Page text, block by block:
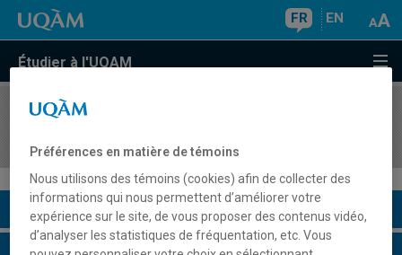
FR EN
Étudier à l'UQAM
COURS//
Description du cours
Horaire - Été 2026
Préférences en matière de témoins
Nous utilisons des témoins (cookies) afin de collecter des
informations qui nous permettent d’améliorer votre
expérience sur le site, de vous proposer des contenus vidéo,
d’analyser les statistiques de fréquentation, etc. Vous